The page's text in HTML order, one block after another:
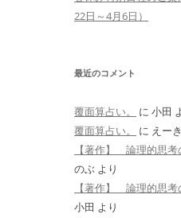
22日～4月6日）
最近のコメント
覆面算占い。 に 小田
覆面算占い。
に えー
【著作】 論理的思
のぶ より
【著作】 論理的思
小田 より